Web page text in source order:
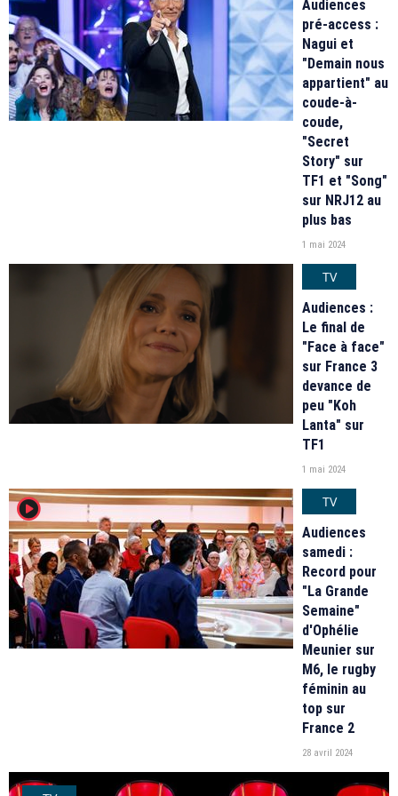
Audiences
pré-access :
Nagui et
"Demain nous
appartient" au
coude-à-
coude,
"Secret
Story" sur
TF1 et "Song"
sur NRJ12 au
plus bas
1 mai 2024
TV
Audiences :
Le final de
"Face à face"
sur France 3
devance de
peu "Koh
Lanta" sur
TF1
1 mai 2024
player2
TV
Audiences
samedi :
Record pour
"La Grande
Semaine"
d'Ophélie
Meunier sur
M6, le rugby
féminin au
top sur
France 2
28 avril 2024